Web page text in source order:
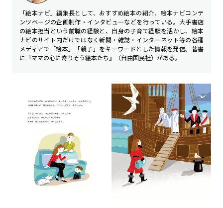
「絵本ナビ」編集長として、おすすめ絵本の紹介、絵本ナビコンテ
ンツページの企画制作・インタビューなどを行っている。大手書店
の絵本担当という前職の経験と、自身の子育て経験を活かし、絵本
ナビのサイト内だけではなく新聞・雑誌・インターネット等の各種
メディアで「絵本」「親子」をキーワードとした情報を発信。著書
に『ママの心に寄りそう絵本たち』（自由国民社）がある。